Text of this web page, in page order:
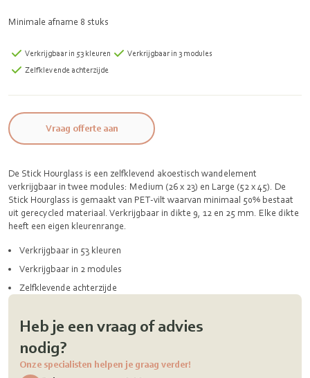
Minimale afname 8 stuks
Verkrijgbaar in 53 kleuren
Verkrijgbaar in 3 modules
Zelfklevende achterzijde
Vraag offerte aan
De Stick Hourglass is een zelfklevend akoestisch wandelement
verkrijgbaar in twee modules: Medium (26 x 23) en Large (52 x 45). De
Stick Hourglass is gemaakt van PET-vilt waarvan minimaal 50% bestaat
uit gerecycled materiaal. Verkrijgbaar in dikte 9, 12 en 25 mm. Elke dikte
heeft een eigen kleurenrange.
Verkrijgbaar in 53 kleuren
Verkrijgbaar in 2 modules
Zelfklevende achterzijde
Heb je een vraag of advies
nodig?
Onze specialisten helpen je graag verder!